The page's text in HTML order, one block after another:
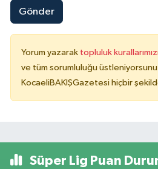
Gönder
Yorum yazarak topluluk
ve tüm sorumluluğu
KocaeliBAKIŞGazetesi hiçbir
Süper Lig Puan